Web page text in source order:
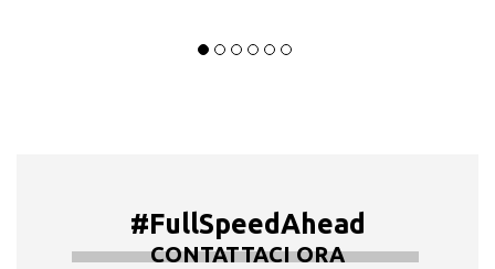
#FullSpeedAhead
CONTATTACI ORA